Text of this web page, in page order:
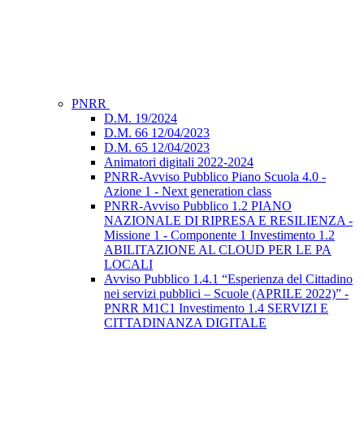
PNRR
D.M. 19/2024
D.M. 66 12/04/2023
D.M. 65 12/04/2023
Animatori digitali 2022-2024
PNRR-Avviso Pubblico Piano Scuola 4.0 -
Azione 1 - Next generation class
PNRR-Avviso Pubblico 1.2 PIANO
NAZIONALE DI RIPRESA E RESILIENZA -
Missione 1 - Componente 1 Investimento 1.2
ABILITAZIONE AL CLOUD PER LE PA
LOCALI
Avviso Pubblico 1.4.1 “Esperienza del Cittadino
nei servizi pubblici – Scuole (APRILE 2022)” -
PNRR M1C1 Investimento 1.4 SERVIZI E
CITTADINANZA DIGITALE